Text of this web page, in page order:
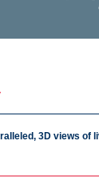
3D views of